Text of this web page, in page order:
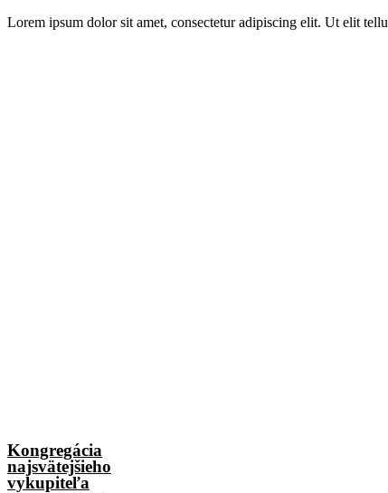
Lorem ipsum dolor sit amet, consectetur adipiscing elit. Ut elit
Kongregácia
najsvätejšieho
vykupiteľa